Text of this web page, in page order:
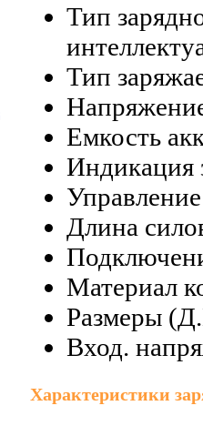
Тип
Тип
Емкость
Индикация
Длина
Материал
Размеры
Вход.
Характеристики